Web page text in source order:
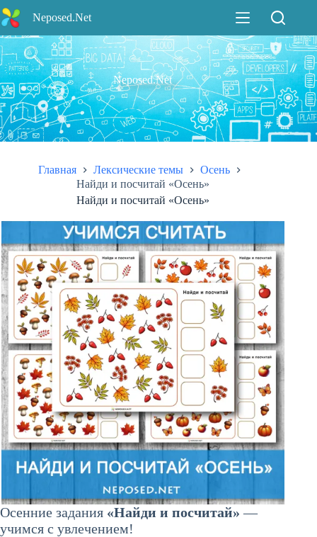
Перейти
к
сути
Neposed.Net
Neposed.Net
Главная Лексические темы
Осень
Найди и посчитай «Осень»
Найди и посчитай «Осень»
Осенние задания «Найди и посчитай»—
учимся с увлечением!